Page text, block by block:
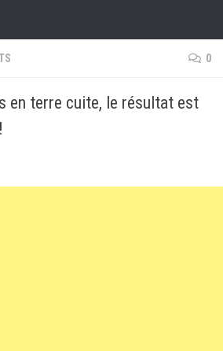
0
en terre cuite, le résultat est